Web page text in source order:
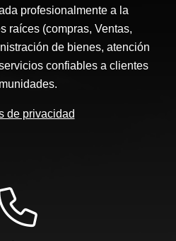
profesionalmente a la
raíces (compras, Ventas,
de bienes, atención
confiables a clientes
de privacidad